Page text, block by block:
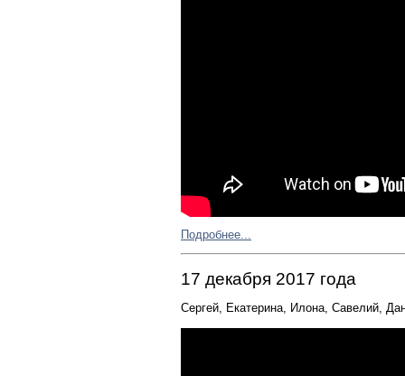
Подробнее...
17 декабря 2017 года
Сергей, Екатерина, Илона, Савелий,